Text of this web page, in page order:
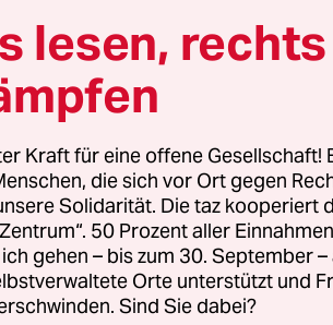
doch nur ein Gewinner sein.
dass das Gegenteil der Fall
Homepage beworben
Community war nur wenig
Beiträge wirkten wie
dem Rahmen. Inzwischen
zu ihren Millionenquoten im
Tausender- bis
lesen, rechts
Kraft für eine offene Gesellschaft!
die sich vor Ort gegen
Solidarität. Die taz kooperiert
50 Prozent aller
gehen – bis zum 30. September
Orte unterstützt und
Sind Sie dabei?